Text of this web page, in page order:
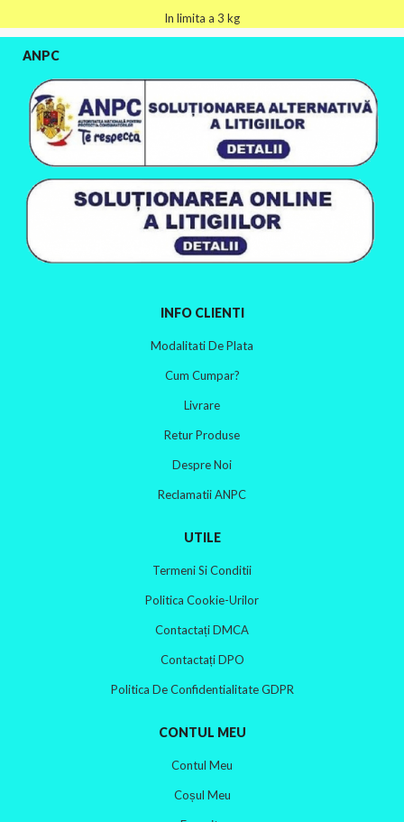
In limita a 3 kg
ANPC
INFO CLIENTI
Modalitati De Plata
Cum Cumpar?
Livrare
Retur Produse
Despre Noi
Reclamatii ANPC
UTILE
Termeni Si Conditii
Politica Cookie-Urilor
Contactați DMCA
Contactați DPO
Politica De Confidentialitate GDPR
CONTUL MEU
Contul Meu
Coșul Meu